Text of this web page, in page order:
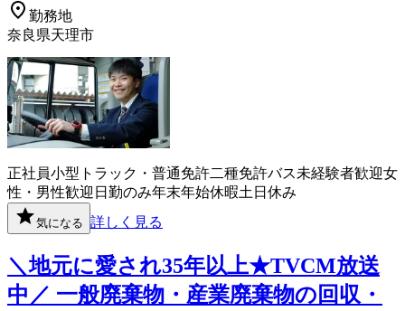
勤務地
奈良県天理市
正社員小型トラック・普通免許二種免許バス未経験者歓迎女
性・男性歓迎 日勤のみ年末年始休暇土日休み
気になる 詳しく見る
＼地元に愛され35年以上★TVCM放送
中／ 一般廃棄物・産業廃棄物の回収・